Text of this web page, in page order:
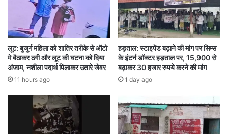
सीखने की कोशिश करूंगा. शासन की ओर से समाज के
भवन के बाउंड्री वॉल निर्माण के लिए राशि स्वीकृत की गई
है.”
“हम समाज के लोग हैं. हम सबकी सहभागिता से समाज बनता
खंडित करने का काम किया जाता है. इनसे हमें बचकर रहना
है. लखन लाल जी के नेतृत्व में समाज के हर व्यक्ति को
लूट: बुजुर्ग महिला को शातिर तरीके से ऑटो
मे बैठाकर ठगी और लूट की घटना को दिया
अंजाम, नशीला पदार्थ पिलाकर उतारे जेवर
11 hours ago
हड़ताल: स्टाइपेंड बढ़ाने की मांग पर सिम्स
के इंटर्न डॉक्टर हड़ताल पर, 15,900 से
बढ़ाकर 30 हजार रुपये करने की मांग
1 day ago